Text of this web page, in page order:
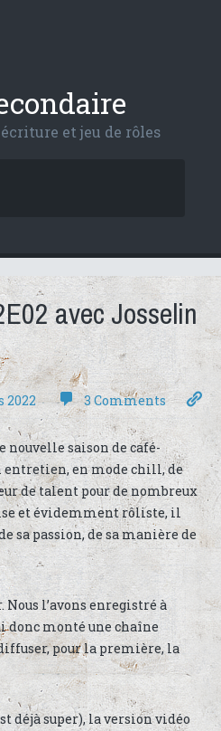
et jeu de rôles
avec Josselin
2022 3 Comments
nouvelle saison de café-
entretien, en mode chill, de
de talent pour de nombreux
et évidemment rôliste, il
sa passion, de sa manière de
l’avons enregistré à
donc monté une chaîne
pour la première, la
déjà super), la version vidéo